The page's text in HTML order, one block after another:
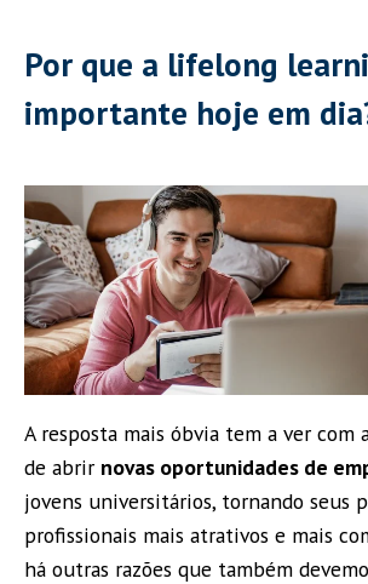
Por que a lifelong
importante hoje em
A resposta mais óbvia tem a ver com
de abrir novas oportunidades de
jovens universitários, tornando seus
profissionais mais atrativos e mais
há outras razões que também